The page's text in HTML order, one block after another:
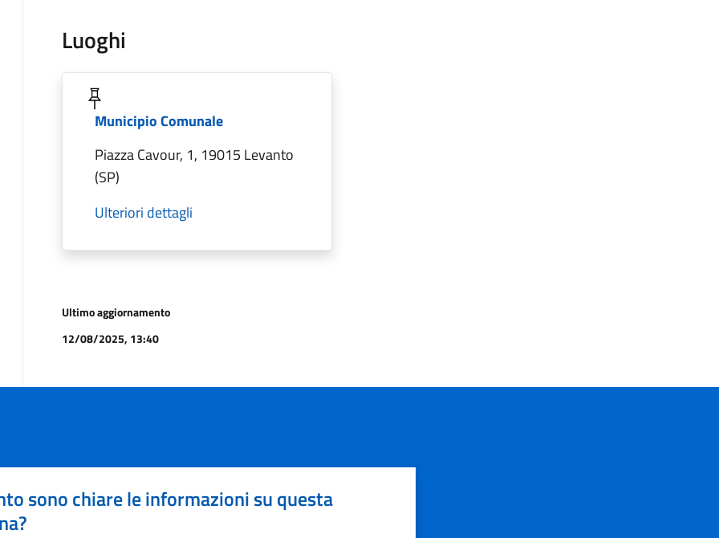
Luoghi
Municipio Comunale
Piazza Cavour, 1, 19015 Levanto
(SP)
Ulteriori dettagli
Ultimo aggiornamento
12/08/2025, 13:40
sono chiare le informazioni su questa